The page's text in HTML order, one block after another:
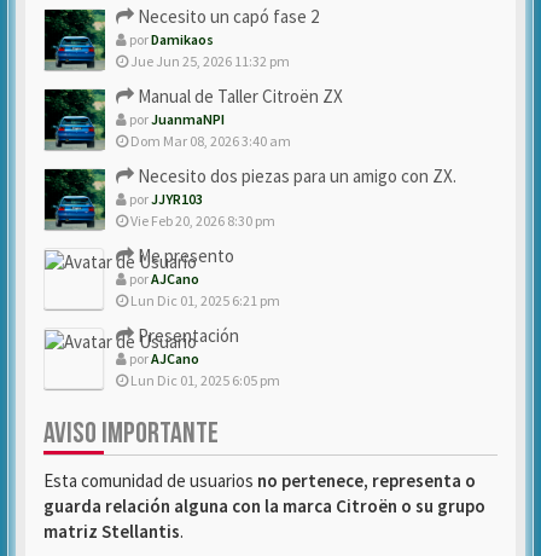
Necesito un capó fase 2
porDamikaos
Jue Jun 25, 2026 11:32 pm
Manual de Taller Citroën ZX
porJuanmaNPI
Dom Mar 08, 2026 3:40 am
Necesito dos piezas para un amigo con ZX.
porJJYR103
Vie Feb 20, 2026 8:30 pm
Me presento
porAJCano
Lun Dic 01, 2025 6:21 pm
Presentación
porAJCano
Lun Dic 01, 2025 6:05 pm
AVISO IMPORTANTE
Esta comunidad de usuarios no pertenece, representa o
guarda relación alguna con la marca Citroën o su grupo
matriz Stellantis.